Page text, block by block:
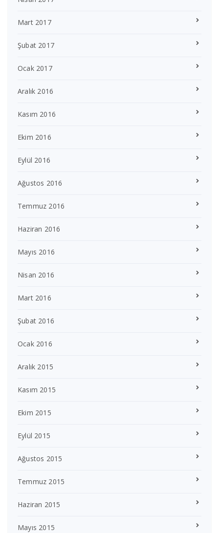
Mart 2017
Şubat 2017
Ocak 2017
Aralık 2016
Kasım 2016
Ekim 2016
Eylül 2016
Ağustos 2016
Temmuz 2016
Haziran 2016
Mayıs 2016
Nisan 2016
Mart 2016
Şubat 2016
Ocak 2016
Aralık 2015
Kasım 2015
Ekim 2015
Eylül 2015
Ağustos 2015
Temmuz 2015
Haziran 2015
Mayıs 2015